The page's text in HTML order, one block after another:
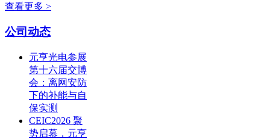
查看更多 >
公司动态
元亨光电参展
第十六届交博
会：离网安防
下的补能与自
保实测
CEIC2026 聚
势启幕，元亨